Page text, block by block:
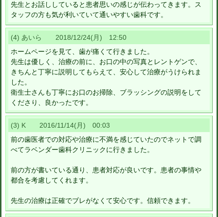
先生とお話ししていると患者思いの感じが伝わってきます。ス
タッフの方も気が利いていて通いやすい歯科です。
(4) あいら 2018/12/24(月) 12:50
ホームページを見て、歯が痛くて行きました。
先生は優しく、治療の前に、お口の中の写真とレントゲンで、
きちんと丁寧に説明してもらえて、安心して治療がうけられま
した。
衛生士さんも丁寧にお口のお掃除、ブラッシングの説明をして
くださり、良かったです。
(3) K 2016/11/14(月) 00:03
前の歯医者での対応や治療に不満を感じていたのでネットで調
べてラベンダー歯科クリニックに行きました。
前の方が書いている通り、患者対応が良いです。患者の事情や
都合を考慮してくれます。
先生の治療は正確でブレがなくて安心です。信頼できます。